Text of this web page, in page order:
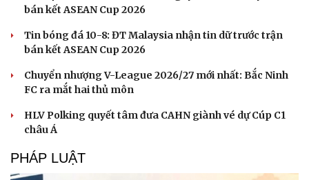
Doanh nhân
bán kết ASEAN Cup 2026
Tin bóng đá 10-8: ĐT Malaysia nhận tin dữ trước trận
bán kết ASEAN Cup 2026
Chuyển nhượng V-League 2026/27 mới nhất: Bắc Ninh
FC ra mắt hai thủ môn
HLV Polking quyết tâm đưa CAHN giành vé dự Cúp C1
châu Á
PHÁP LUẬT